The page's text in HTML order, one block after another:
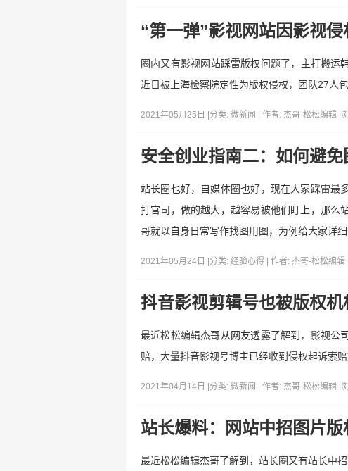
“第一弹”影视网站因影视侵
圈内又有影视网站踩雷版权问题了，主打搬运
近日被上海检察院定性为版权侵权，团队27人
2021年05月25日 | 分类: 微新闻 | 作者: 杰哥-松松编辑
安全创业指南二：如何避
站长圈也好，自媒体圈也好，现在大家踩雷最
打官司，做的越大，越容易被他们盯上，那么
哥就以自身日常写作找图用图，为例给大家详
2021年05月24日 | 分类: 经验心得 | 作者: 杰哥-松松编辑
抖音影视剪辑号也被版权机
最近松松编辑杰哥从网友透露了解到，影视公
赔，大量抖音影视号博主已经收到侵权起诉索
2021年04月14日 | 分类: 微新闻 | 作者: 杰哥-松松编辑
站长爆料：网站中招图片
最近松松编辑杰哥了解到，站长圈又有站长中